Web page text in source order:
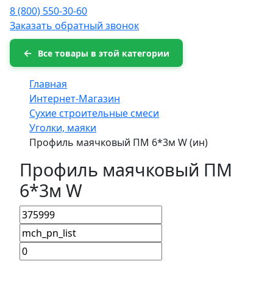
8 (800) 550-30-60
Заказать обратный звонок
Все товары в этой категории
Главная
Интернет-Магазин
Сухие строительные смеси
Уголки, маяки
Профиль маячковый ПМ 6*3м W (ин)
Профиль маячковый ПМ
6*3м W